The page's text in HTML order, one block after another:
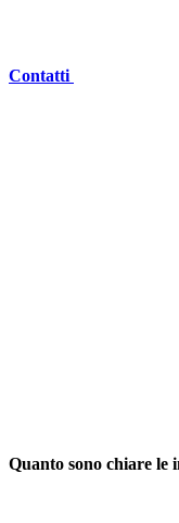
Contatti
Quanto sono chiare le